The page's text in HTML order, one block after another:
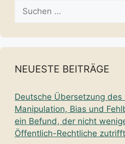
Suche
nach:
NEUESTE BEITRÄGE
Deutsche Übersetzung des
Manipulation, Bias und
ein Befund, der nicht
Öffentlich-Rechtliche zutrifft